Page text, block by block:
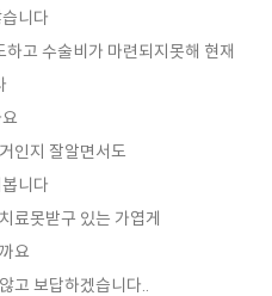
니다
고 수술비가 마련되지못해 현재
인지 잘알면서도
니다
료못받구 있는 가엽게
요
고 보답하겠습니다..